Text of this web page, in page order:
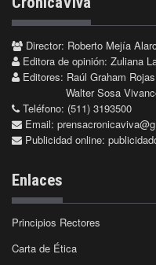
Director: Roberto Mejía
Editora de opinión: Zuliana
Editores: Raúl Graham Rojas
Walter Sosa
Teléfono: (511) 3193500
Email:
Publicidad online:
Enlaces
Principios Rectores
Carta de Ética